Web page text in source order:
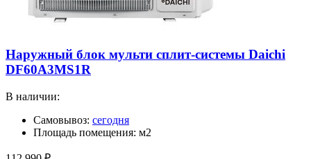
Наружный блок мульти сплит-системы Daichi
DF60A3MS1R
В наличии:
Самовывоз: сегодня
Площадь помещения: м2